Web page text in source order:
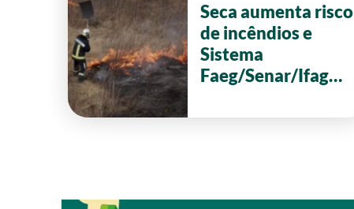
Seca aumenta risco
de incêndios e
Sistema
Faeg/Senar/Ifag